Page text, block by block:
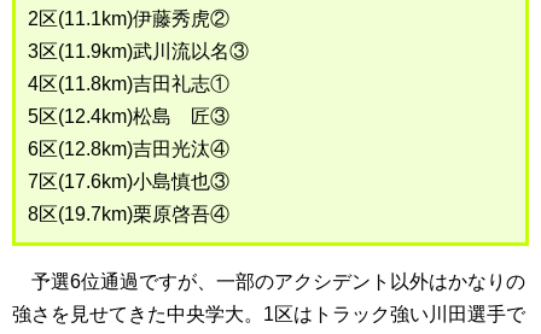
2区(11.1km)伊藤秀虎②
3区(11.9km)武川流以名③
4区(11.8km)吉田礼志①
5区(12.4km)松島 匠③
6区(12.8km)吉田光汰④
7区(17.6km)小島慎也③
8区(19.7km)栗原啓吾④
予選6位通過ですが、一部のアクシデント以外はかなりの
強さを見せてきた中央学大。1区はトラック強い川田選手で